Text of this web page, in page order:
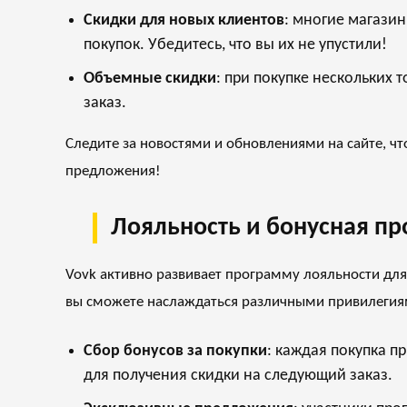
Скидки для новых клиентов: многие
покупок. Убедитесь, что вы их не упустили!
Объемные скидки: при покупке нескольких
заказ.
Следите за новостями и обновлениями на сайте,
предложения!
Лояльность и бонусная
Vovk активно развивает программу лояльности
вы сможете наслаждаться различными
Сбор бонусов за покупки: каждая покупка
для получения скидки на следующий заказ.